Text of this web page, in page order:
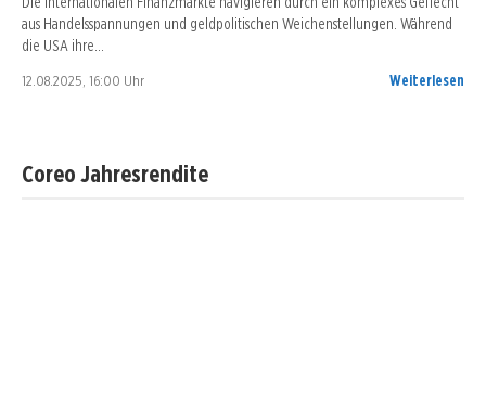
aus Handelsspannungen und geldpolitischen Weichenstellungen. Während
die USA ihre…
12.08.2025, 16:00 Uhr Weiterlesen
Coreo Jahresrendite